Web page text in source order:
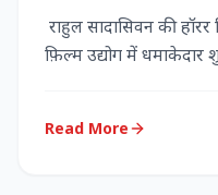
राहुल सादासिवन की
फ़िल्म उद्योग में
Read More